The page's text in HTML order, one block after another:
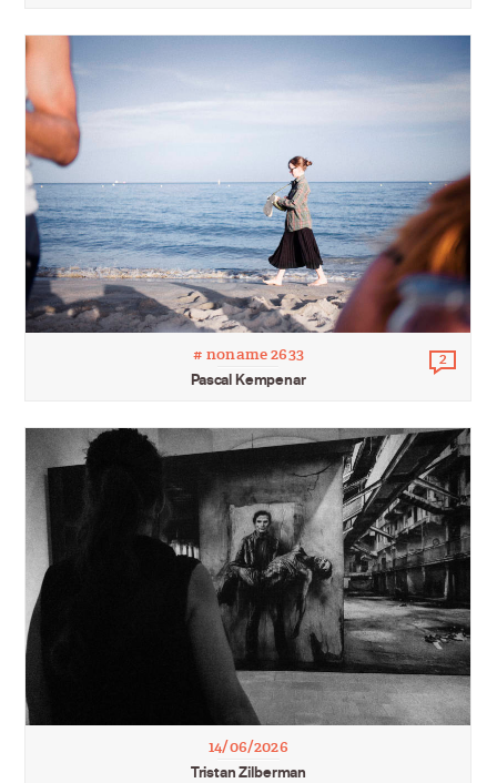
# noname 2633
Pascal Kempenar
2
14/06/2026
Tristan Zilberman